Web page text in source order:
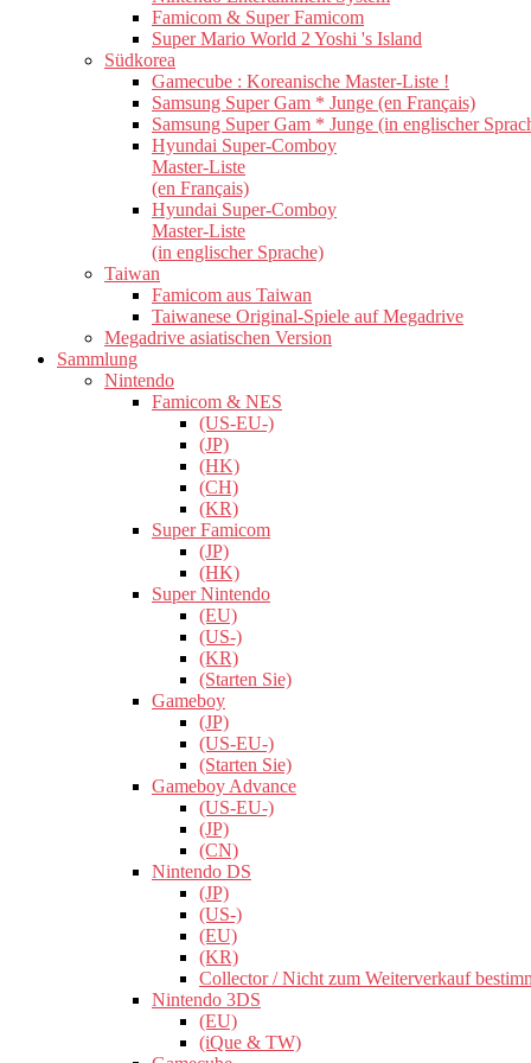
Famicom & Super Famicom
Super Mario World 2 Yoshi 's Island
Südkorea
Gamecube : Koreanische Master-Liste !
Samsung Super Gam * Junge (en Français)
Samsung Super Gam * Junge (in englischer
Hyundai Super-Comboy
Master-Liste
(en Français)
Hyundai Super-Comboy
Master-Liste
(in englischer Sprache)
Taiwan
Famicom aus Taiwan
Taiwanese Original-Spiele auf Megadrive
Megadrive asiatischen Version
Sammlung
Nintendo
Famicom & NES
(US-EU-)
(JP)
(HK)
(CH)
(KR)
Super Famicom
(JP)
(HK)
Super Nintendo
(EU)
(US-)
(KR)
(Starten Sie)
Gameboy
(JP)
(US-EU-)
(Starten Sie)
Gameboy Advance
(US-EU-)
(JP)
(CN)
Nintendo DS
(JP)
(US-)
(EU)
(KR)
Collector / Nicht zum Weiterverkauf
Nintendo 3DS
(EU)
(iQue & TW)